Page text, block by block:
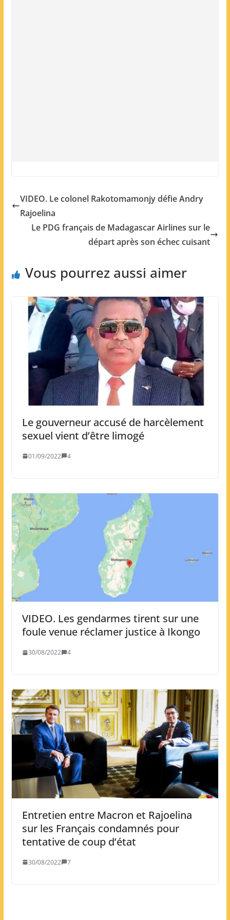
VIDEO. Le colonel Rakotomamonjy défie Andry
Rajoelina
Le PDG français de Madagascar Airlines sur le
départ après son échec cuisant
Vous pourrez aussi aimer
Le gouverneur accusé de harcèlement
sexuel vient d’être limogé
01/09/2022 4
VIDEO. Les gendarmes tirent sur une
foule venue réclamer justice à Ikongo
30/08/2022 4
Entretien entre Macron et Rajoelina
sur les Français condamnés pour
tentative de coup d’état
30/08/2022 7